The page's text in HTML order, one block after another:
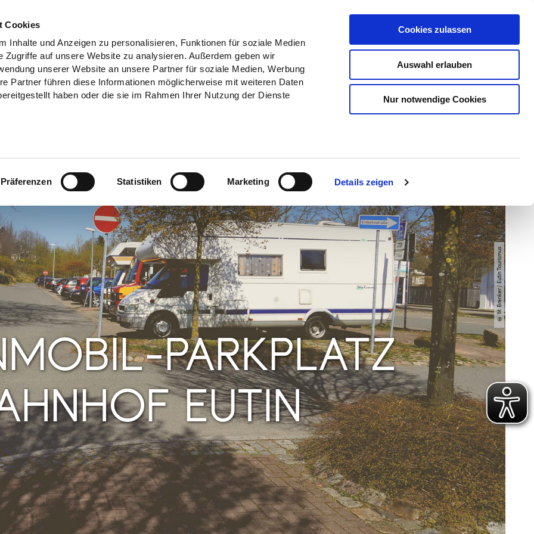
Cookies
Inhalte und Anzeigen zu personalisieren, Funktionen für soziale Medien
Zugriffe auf unsere Website zu analysieren. Außerdem geben wir
unserer Website an unsere Partner für soziale Medien, Werbung
Partner führen diese Informationen möglicherweise mit weiteren Daten
haben oder die sie im Rahmen Ihrer Nutzung der Dienste
Präferenzen Statistiken Marketing Details zeigen
Cookies zulassen
Auswahl erlauben
Nur notwendige Cookies
Erlebnisse Buchen
© M. Brenker / Eutin Tourismus
PARKPLATZ
EUTIN